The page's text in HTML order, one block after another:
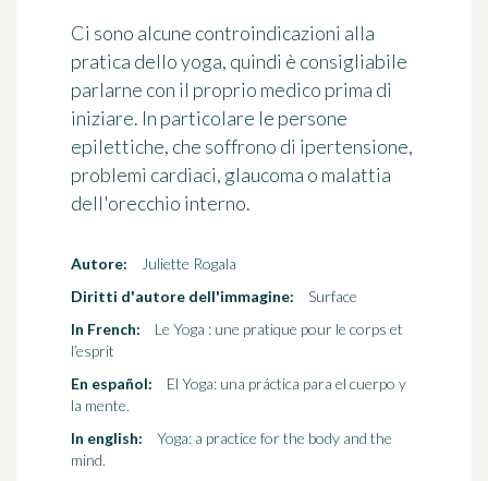
Ci sono alcune controindicazioni alla
pratica dello yoga, quindi è consigliabile
parlarne con il proprio medico prima di
iniziare. In particolare le persone
epilettiche, che soffrono di ipertensione,
problemi cardiaci, glaucoma o malattia
dell'orecchio interno.
Autore:
Juliette Rogala
Diritti d'autore dell'immagine:
Surface
In French:
Le Yoga : une pratique pour le corps et
l’esprit
En español:
El Yoga: una práctica para el cuerpo y
la mente.
In english:
Yoga: a practice for the body and the
mind.